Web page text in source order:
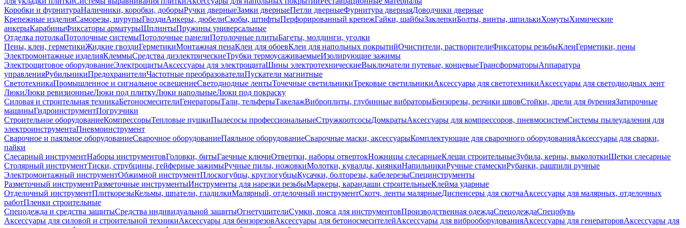
Коробки и фурнитураНаличники, коробки, доборыРучки дверныеЗамки дверныеПетли дверныеФурнитура двернаяДоводчики дверные
Крепежные изделияСаморезы, шурупыГвоздиАнкеры, дюбелиСкобы, штифтыПерфорированный крепежГайки, шайбыЗаклепкиБолты, винты, шпилькиХомутыХимические
анкерыКарабиныФиксаторы арматурыШплинтыПружины универсальные
Отделка потолкаПотолочные системыПотолочные панелиПотолочные плитыБагеты, молдинги, уголки
Пены, клеи, герметикиЖидкие гвоздиГерметикиМонтажная пенаКлеи для обоевКлеи для напольных покрытийОчистители, растворителиФиксаторы резьбыКлеиГерметики, пены
Электромонтажные изделияКлеммыСредства диэлектрическиеТрубки термоусаживаемыеИзолирующие зажимы
Электрощитовое оборудованиеЭлектрощитыАксессуары для электрощитаШины электротехническиеВыключатели путевые, концевыеТрансформаторыАппаратура
управленияРубильникиПредохранителиЧастотные преобразователиПускатели магнитные
СветотехникаПромышленное и сигнальное освещениеСветодиодные лентыТочечные светильникиТрековые светильникиАксессуары для светотехникиАксессуары для светодиодных лент
ЛюкиЛюки ревизионныеЛюки под плиткуЛюки напольныеЛюки под покраску
Силовая и строительная техникаБетоносмесителиГенераторыТали, тельферыТакелажВиброплиты, глубинные вибраторыБензорезы, резчики швовСтойки, дрели для буренияЗатирочные
машиныГидроинструментПогрузчики
Строительное оборудованиеКомпрессорыТепловые пушкиПылесосы профессиональныеСтружкоотсосыДомкратыАксессуары для компрессоров, пневмосистемСистемы пылеудаления для
электроинструментаПневмоинструмент
Сварочное и паяльное оборудованиеСварочное оборудованиеПаяльное оборудованиеСварочные маски, аксессуарыКомплектующие для сварочного оборудованияАксессуары для сварки,
пайки
Слесарный инструментНаборы инструментовГоловки, битыГаечные ключиОтвертки, наборы отвертокНожницы слесарныеКлещи строительныеЗубила, керны, выколоткиЩетки слесарные
Столярный инструментТиски, струбцины, гейферные зажимыРучные пилы, ножовкиМолотки, кувалды, киянкиНапильникиРучные стамескиРубанки, рашпили ручные
Электромонтажный инструментОбжимной инструментПлоскогубцы, круглогубцыКусачки, болторезы, кабелерезыСпецинструменты
Разметочный инструментРазметочные инструментыИнструменты для нарезки резьбыМаркеры, карандаши строительныеКлейма ударные
Отделочный инструментПлиткорезыКельмы, шпатели, гладилкиМалярный, отделочный инструментСкотч, ленты малярныеДиспенсеры для скотчаАксессуары для малярных, отделочных
работПленки строительные
Спецодежда и средства защитыСредства индивидуальной защитыОгнетушителиСумки, пояса для инструментовПроизводственная одеждаСпецодеждаСпецобувь
Аксессуары для силовой и строительной техникиАксессуары для бензорезовАксессуары для бетоносмесителейАксессуары для виброоборудованияАксессуары для генераторовАксессуары для